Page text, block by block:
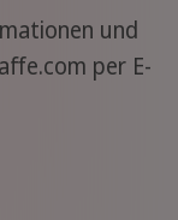
per E-